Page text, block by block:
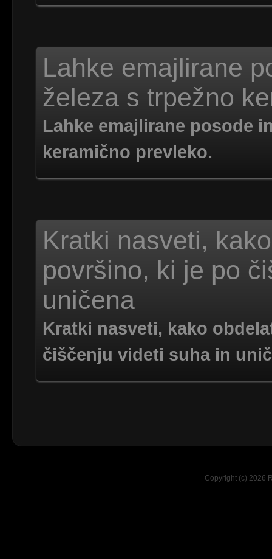
Lahke emajlirane
železa s trpežno
Lahke emajlirane posode
keramično prevleko.
Kratki nasveti,
površino, ki je po
uničena
Kratki nasveti, kako
čiščenju videti suha in
Copyright (c) 2026